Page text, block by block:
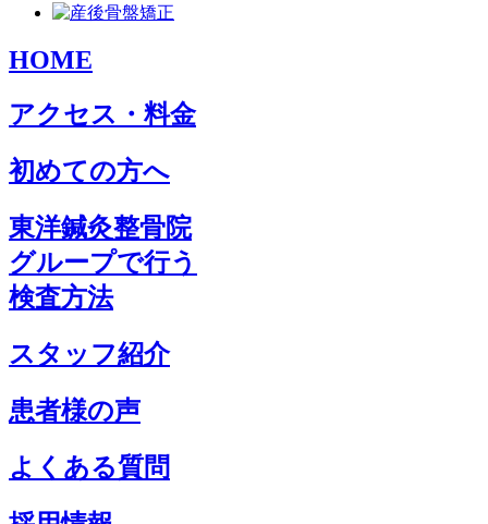
HOME
アクセス・料金
初めての方へ
東洋鍼灸整骨院
グループで行う
検査方法
スタッフ紹介
患者様の声
よくある質問